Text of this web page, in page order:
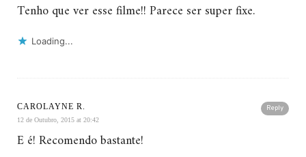
Tenho que ver esse filme!! Parece ser super fixe.
Loading...
Reply
CAROLAYNE R.
12 de Outubro, 2015 at 20:42
E é! Recomendo bastante!